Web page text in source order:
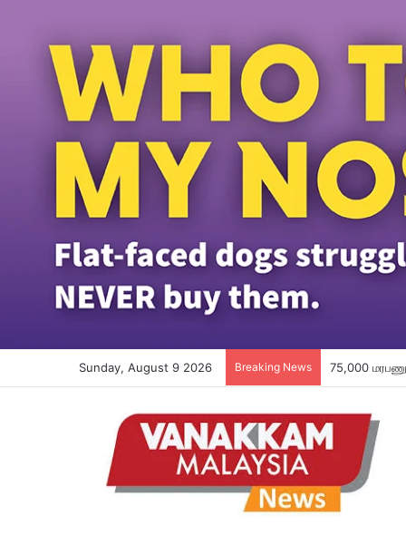
Sunday, August 9 2026 Breaking News